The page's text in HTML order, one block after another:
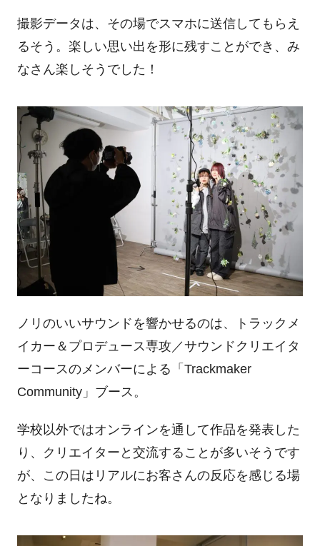
撮影データは、その場でスマホに送信してもらえ
るそう。楽しい思い出を形に残すことができ、み
なさん楽しそうでした！
ノリのいいサウンドを響かせるのは、トラックメ
イカー＆プロデュース専攻／サウンドクリエイタ
ーコースのメンバーによる「 Trackmaker
Community」ブース。
学校以外ではオンラインを通して作品を発表した
り、クリエイターと交流することが多いそうです
が、この日はリアルにお客さんの反応を感じる場
となりましたね。